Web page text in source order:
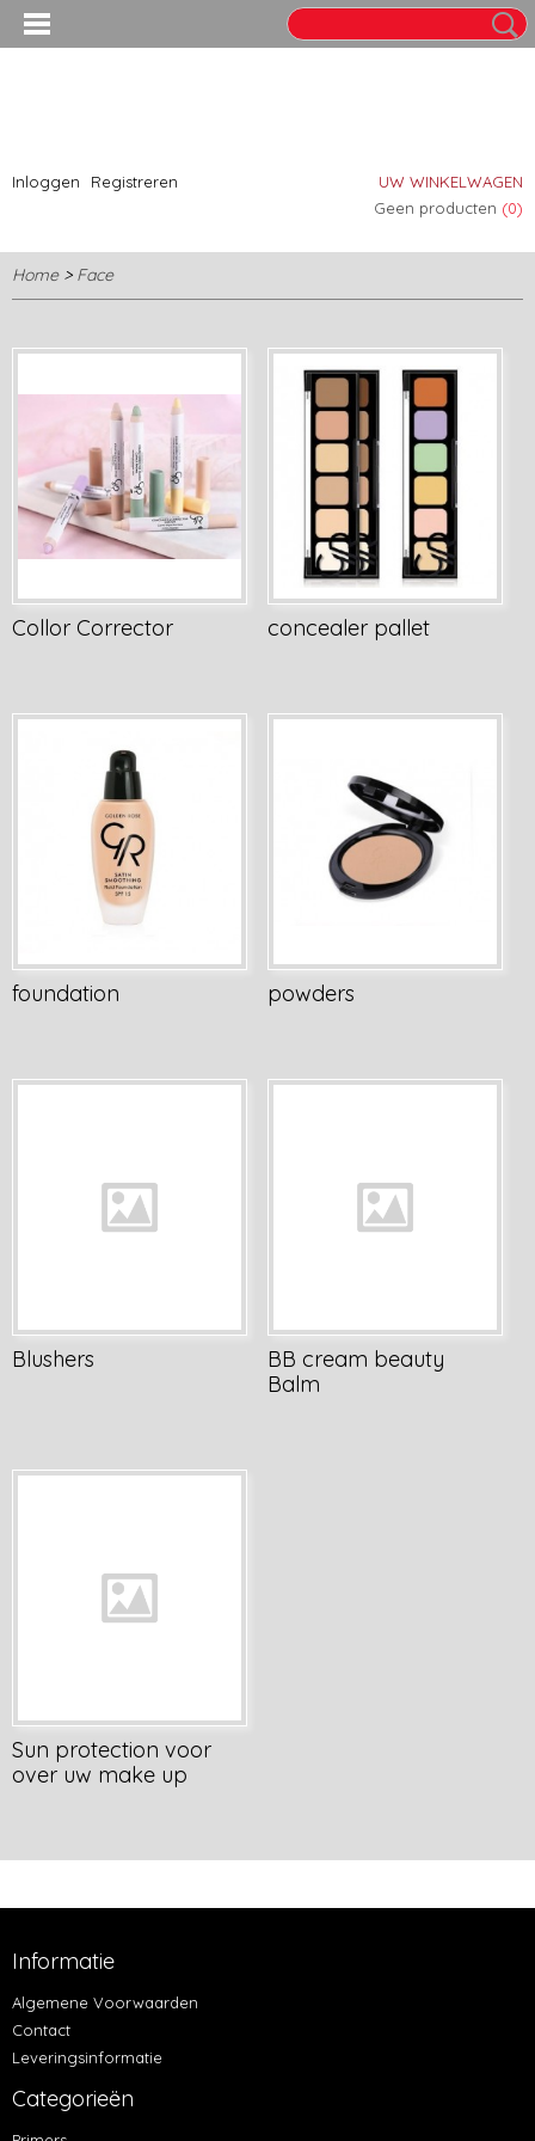
Inloggen Registreren
UW WINKELWAGEN
Geen producten (0)
Home> Face
Collor Corrector concealer pallet
foundation powders
Blushers
BB cream beauty
Balm
Sun protection voor
over uw make up
Informatie
Algemene Voorwaarden
Contact
Leveringsinformatie
Categorieën